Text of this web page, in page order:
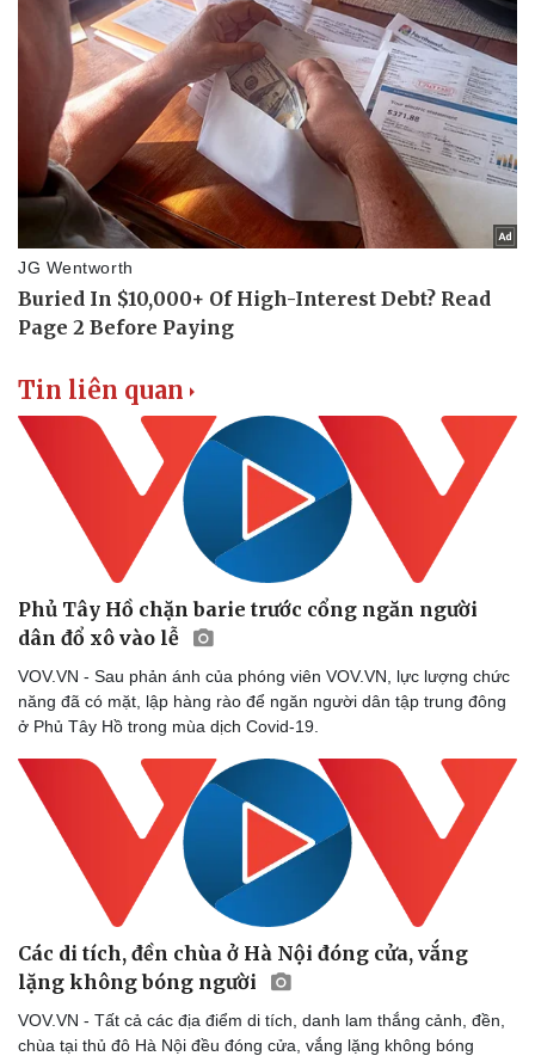
Sức khỏe
Dinh dưỡng - món ngon
Cây thuốc
Sản phụ khoa
Làm đẹp - giảm cân
Phòng mạch online
Đời sống
Nhà đẹp
Blog
Tình yêu - Gia đình
Tin liên quan
Phủ Tây Hồ chặn barie trước cổng ngăn người
dân đổ xô vào lễ
VOV.VN - Sau phản ánh của phóng viên VOV.VN, lực lượng chức
năng đã có mặt, lập hàng rào để ngăn người dân tập trung đông
ở Phủ Tây Hồ trong mùa dịch Covid-19.
Các di tích, đền chùa ở Hà Nội đóng cửa, vắng
lặng không bóng người
VOV.VN - Tất cả các địa điểm di tích, danh lam thắng cảnh, đền,
chùa tại thủ đô Hà Nội đều đóng cửa, vắng lặng không bóng